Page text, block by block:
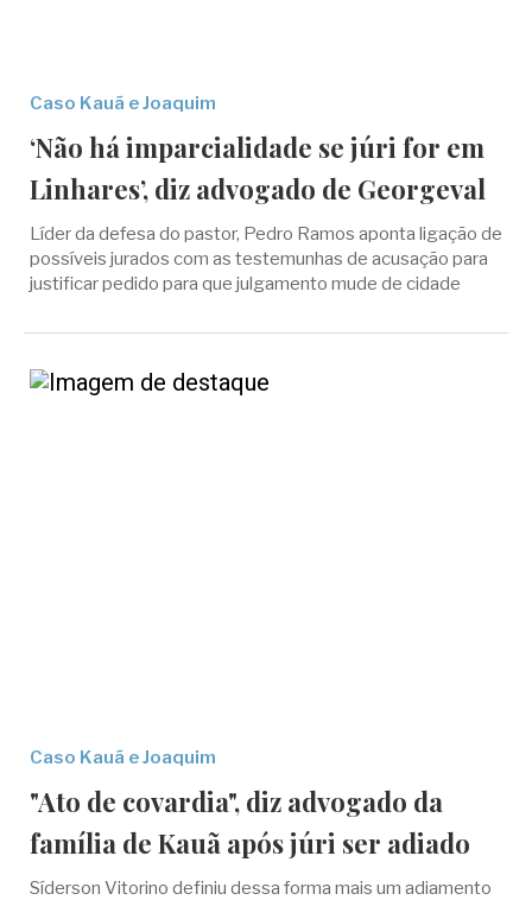
Caso Kauã e Joaquim
‘Não há imparcialidade se júri for em
Linhares’, diz advogado de Georgeval
Líder da defesa do pastor, Pedro Ramos aponta ligação de
possíveis jurados com as testemunhas de acusação para
justificar pedido para que julgamento mude de cidade
Caso Kauã e Joaquim
"Ato de covardia", diz advogado da
família de Kauã após júri ser adiado
Síderson Vitorino definiu dessa forma mais um adiamento